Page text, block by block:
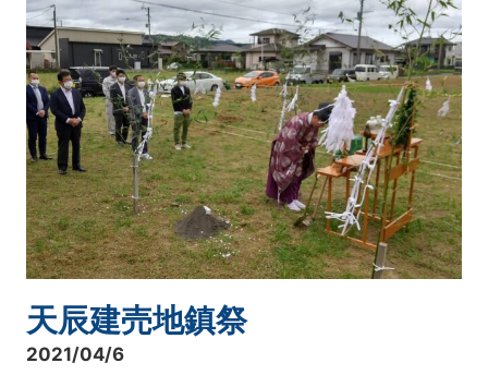
天辰建売地鎮祭
2021/04/6